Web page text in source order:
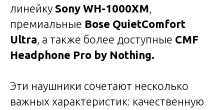
линейку Sony WH-1000XM,
премиальные Bose QuietComfort
Ultra, а также более доступные CMF
Headphone Pro by Nothing.
Эти наушники сочетают несколько
важных характеристик: качественную